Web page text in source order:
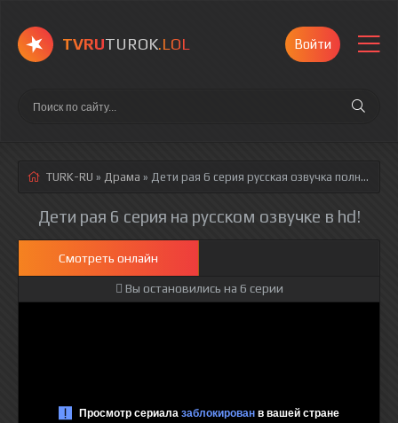
TVRUTUROK.LOL Войти
TURK-RU » Драма » Дети рая 6 серия русская озвучка полностью смотреть онлайн!
Дети рая 6 серия на русском озвучке в hd!
Смотреть онлайн
Вы остановились на 6 серии